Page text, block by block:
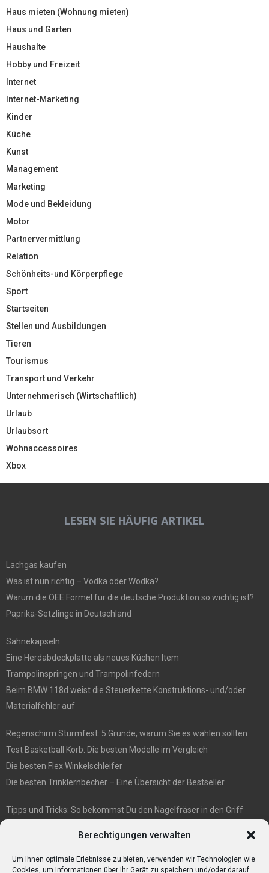
Berechtigungen verwalten
Um Ihnen optimale Erlebnisse zu bieten, verwenden wir Technologien wie
Cookies, um Informationen über Ihr Gerät zu speichern und/oder darauf
Haus mieten (Wohnung mieten)
Haus und Garten
Haushalte
Hobby und Freizeit
Internet
Internet-Marketing
Kinder
Küche
Kunst
Management
Marketing
Mode und Bekleidung
Motor
Partnervermittlung
Relation
Schönheits-und Körperpflege
Sport
Startseiten
Stellen und Ausbildungen
Tieren
Tourismus
Transport und Verkehr
Unternehmerisch (Wirtschaftlich)
Urlaub
Urlaubsort
Wohnaccessoires
Xbox
LESEN SIE HÄUFIG ARTIKEL
Lachgas kaufen
Was ist nun richtig – Vodka oder Wodka?
Warum die OEE Formel für die deutsche Produktion so wichtig ist?
Paprika-Setzlinge in Deutschland
Sahnekapseln
Eine Herdabdeckplatte als neues Küchen Item
Trampolinspringen und Trampolinfedern
Beim BMW 118d weist die Steuerkette Konstruktions- und/oder
Materialfehler auf
Regenschirm Sturmfest: 5 Gründe, warum Sie es wählen sollten
Test Basketball Korb: Die besten Modelle im Vergleich
Die besten Flex Winkelschleifer
Die besten Trinklernbecher – Eine Übersicht der Bestseller
Tipps und Tricks: So bekommst Du den Nagelfräser in den Griff
Veganismus und Vegetarismus: Was ist der Unterschied?
Bumpkeys sind ein Phänomen, das viel Aufmerksamkeit erregt.